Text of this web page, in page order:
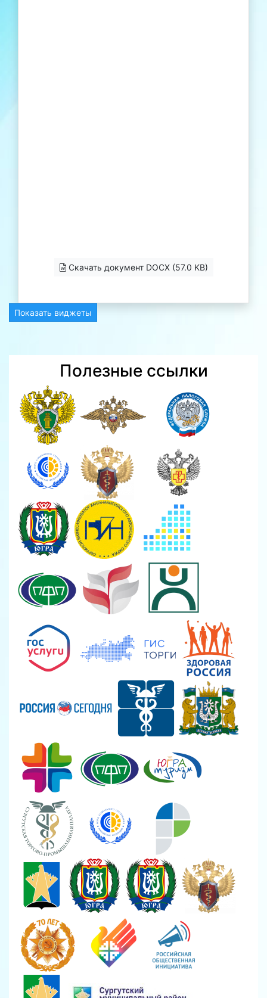
Скачать документ DOCX (57.0 KB)
Показать виджеты
Полезные ссылки